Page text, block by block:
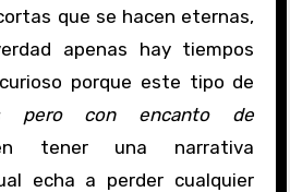
que se hacen eternas,
apenas hay tiempos
porque este tipo de
pero con encanto de
tener una narrativa
echa a perder cualquier